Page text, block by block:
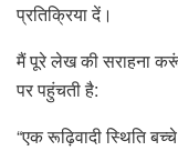
प्रतिक्रिया दें।
मैं पूरे लेख की सराहना
पर पहुंचती है:
“एक रूढ़िवादी स्थिति